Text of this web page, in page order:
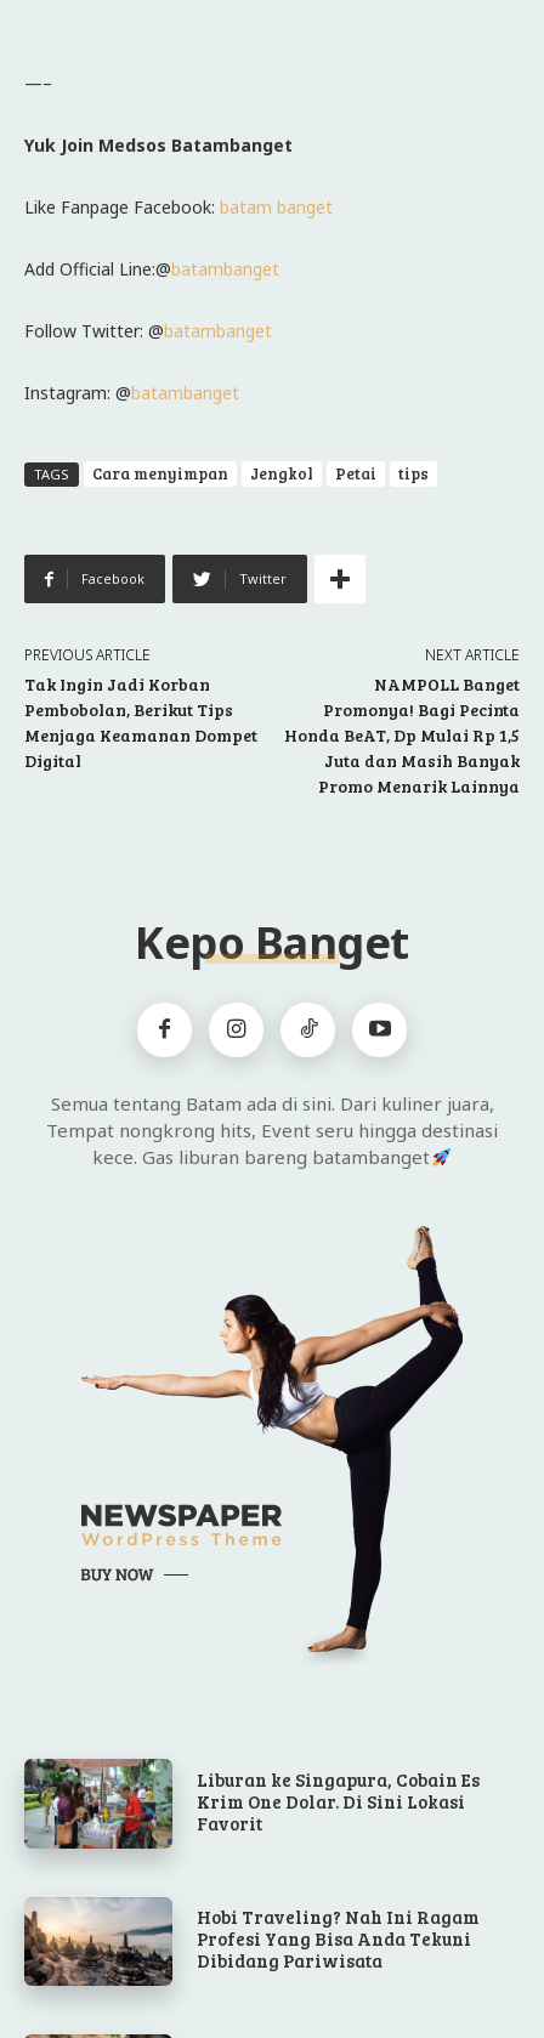
—–
Yuk Join Medsos Batambanget
Like Fanpage Facebook: batam banget
Add Official Line:@batambanget
Follow Twitter: @batambanget
Instagram: @batambanget
TAGS Cara menyimpan Jengkol Petai tips
Facebook Twitter
PREVIOUS ARTICLE
Tak Ingin Jadi Korban
Pembobolan, Berikut Tips
Menjaga Keamanan Dompet
Digital
NEXT ARTICLE
NAMPOLL Banget
Promonya! Bagi Pecinta
Honda BeAT, Dp Mulai Rp 1,5
Juta dan Masih Banyak
Promo Menarik Lainnya
Kepo Banget
Semua tentang Batam ada di sini. Dari kuliner juara,
Tempat nongkrong hits, Event seru hingga destinasi
kece. Gas liburan bareng batambanget
Liburan ke Singapura, Cobain Es
Krim One Dolar. Di Sini Lokasi
Favorit
Hobi Traveling? Nah Ini Ragam
Profesi Yang Bisa Anda Tekuni
Dibidang Pariwisata